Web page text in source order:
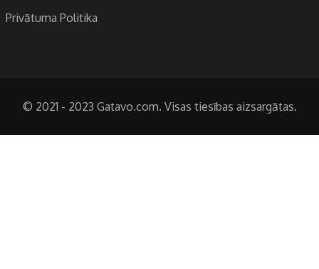
Privātuma Politika
© 2021 - 2023 Gatavo.com. Visas tiesības aizsargātas.